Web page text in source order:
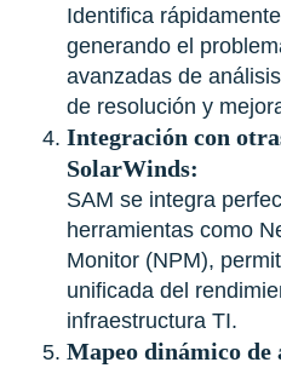
Identifica
generando el
avanzadas de
de resolución y
Integración con
SolarWinds:
SAM se integra
herramientas como
Monitor (NPM),
unificada del
infraestructura TI.
Mapeo dinámico de